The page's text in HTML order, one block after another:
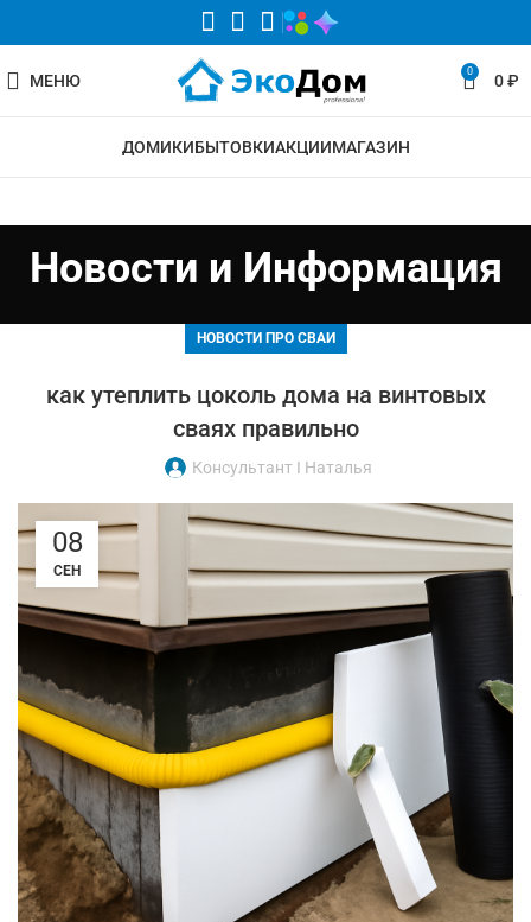
МЕНЮ 0 0₽
ДОМИКИБЫТОВКИАКЦИИМАГАЗИН
Новости и Информация
НОВОСТИ ПРО СВАИ
как утеплить цоколь дома на винтовых
сваях правильно
Консультант I Наталья
08
СЕН